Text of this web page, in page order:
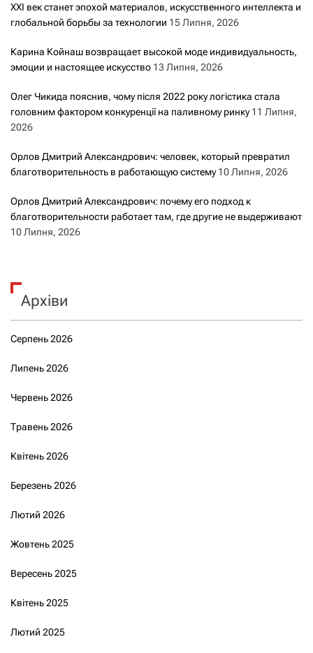
XXI век станет эпохой материалов, искусственного интеллекта и
глобальной борьбы за технологии 15 Липня, 2026
Карина Койнаш возвращает высокой моде индивидуальность,
эмоции и настоящее искусство 13 Липня, 2026
Олег Чикида пояснив, чому після 2022 року логістика стала
головним фактором конкуренції на паливному ринку 11 Липня,
2026
Орлов Дмитрий Александрович: человек, который превратил
благотворительность в работающую систему 10 Липня, 2026
Орлов Дмитрий Александрович: почему его подход к
благотворительности работает там, где другие не выдерживают
10 Липня, 2026
Архіви
Серпень 2026
Липень 2026
Червень 2026
Травень 2026
Квітень 2026
Березень 2026
Лютий 2026
Жовтень 2025
Вересень 2025
Квітень 2025
Лютий 2025